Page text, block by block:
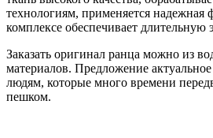
технологиям, применяется надежная
комплексе обеспечивает длительную
Заказать оригинал ранца можно из
материалов. Предложение
людям, которые много времени
пешком.